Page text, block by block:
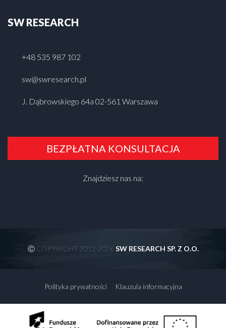
SW RESEARCH
+48 535 987 102
sw@swresearch.pl
J. Dąbrowskiego 64a 02-561 Warszawa
BEZPŁATNA KONSULTACJA
Znajdziesz nas na:
Ⓒ COPYRIGHT 2012-2026SW RESEARCH SP. Z O.O.
Polityka prywatności Klauzula informacyjna